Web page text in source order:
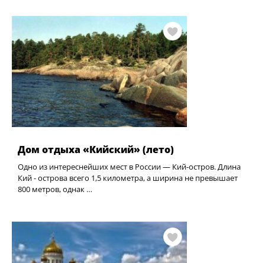
Дом отдыха «Кийский» (лето)
Одно из интереснейших мест в России — Кий-остров. Длина
Кий - острова всего 1,5 километра, а ширина не превышает
800 метров, однак …